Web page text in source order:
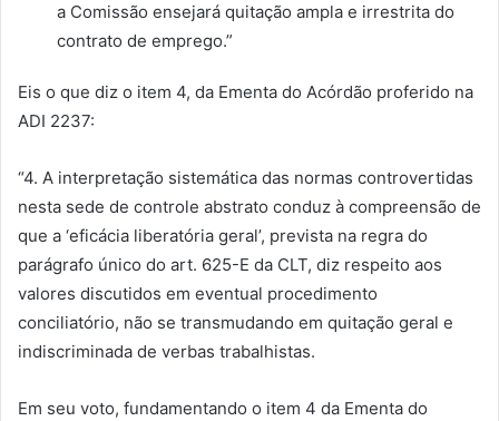
a Comissão ensejará quitação ampla e irrestrita do
contrato de emprego.”
Eis o que diz o item 4, da Ementa do Acórdão proferido na
ADI 2237:
“4. A interpretação sistemática das normas controvertidas
nesta sede de controle abstrato conduz à compreensão de
que a ‘eficácia liberatória geral’, prevista na regra do
parágrafo único do art. 625-E da CLT, diz respeito aos
valores discutidos em eventual procedimento
conciliatório, não se transmudando em quitação geral e
indiscriminada de verbas trabalhistas.
Em seu voto, fundamentando o item 4 da Ementa do